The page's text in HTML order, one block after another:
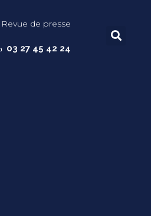
Revue de presse
03 27 45 42 24